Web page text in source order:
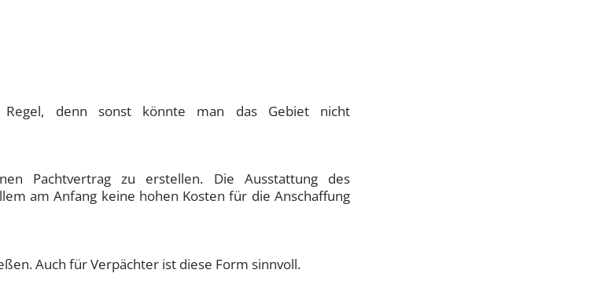
denn sonst könnte man das Gebiet nicht
Pachtvertrag zu erstellen. Die Ausstattung des
am Anfang keine hohen Kosten für die Anschaffung
Auch für Verpächter ist diese Form sinnvoll.